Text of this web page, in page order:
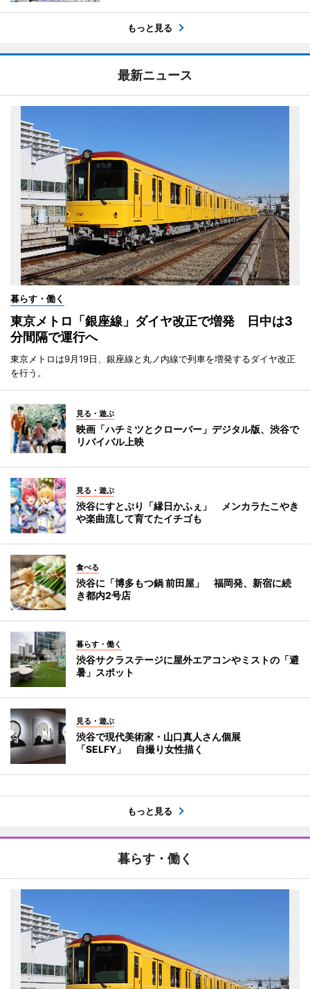
もっと見る
最新ニュース
暮らす・働く
東京メトロ「銀座線」ダイヤ改正で増発 日中は3
分間隔で運行へ
東京メトロは9月19日、銀座線と丸ノ内線で列車を増発するダイヤ改正
を行う。
見る・遊ぶ
映画「ハチミツとクローバー」デジタル版、渋谷で
リバイバル上映
見る・遊ぶ
渋谷にすとぷり「縁日かふぇ」 メンカラたこやき
や楽曲流して育てたイチゴも
食べる
渋谷に「博多もつ鍋 前田屋」 福岡発、新宿に続
き都内2号店
暮らす・働く
渋谷サクラステージに屋外エアコンやミストの「避
暑」スポット
見る・遊ぶ
渋谷で現代美術家・山口真人さん個展
「SELFY」 自撮り女性描く
もっと見る
暮らす・働く